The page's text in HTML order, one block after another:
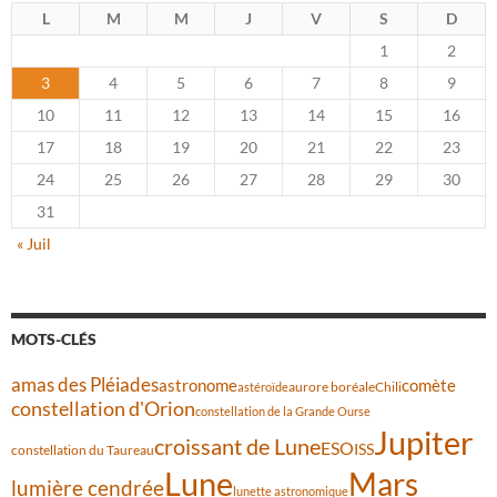
L M M J V S
D
1
2
3
4 5 6 7 8
9
10
11 12 13 14 15
16
17
18 19 20 21 22
23
24
25 26 27 28 29
30
31
« Juil
MOTS-CLÉS
amas des Pléiadesastronomeastéroïdeaurore boréaleChilicomète
constellation d'Orionconstellation de la Grande Ourse
constellation du Taureaucroissant de LuneESOISSJupiter
lumière cendréeLunelunette astronomiqueMars